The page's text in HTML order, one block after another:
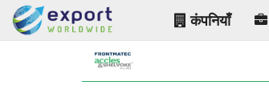
कंपनियाँ